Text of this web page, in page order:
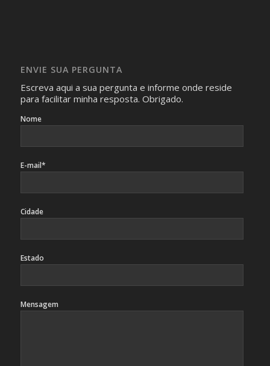
identificação da pessoa fotografada.
ENVIE SUA PERGUNTA
Escreva aqui a sua pergunta e informe onde reside
para facilitar minha resposta. Obrigado.
Nome
E-mail*
Cidade
Estado
Mensagem